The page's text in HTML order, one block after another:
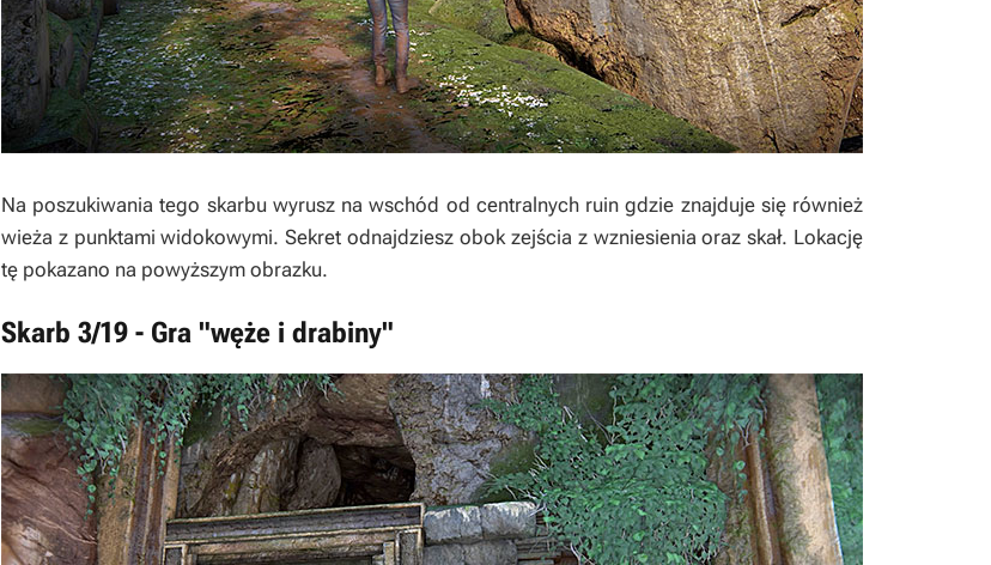
Na poszukiwania tego skarbu wyrusz na wschód od centralnych ruin gdzie znajduje się również
wieża z punktami widokowymi. Sekret odnajdziesz obok zejścia z wzniesienia oraz skał. Lokację
tę pokazano na powyższym obrazku.
Skarb 3/19 - Gra "węże i drabiny"